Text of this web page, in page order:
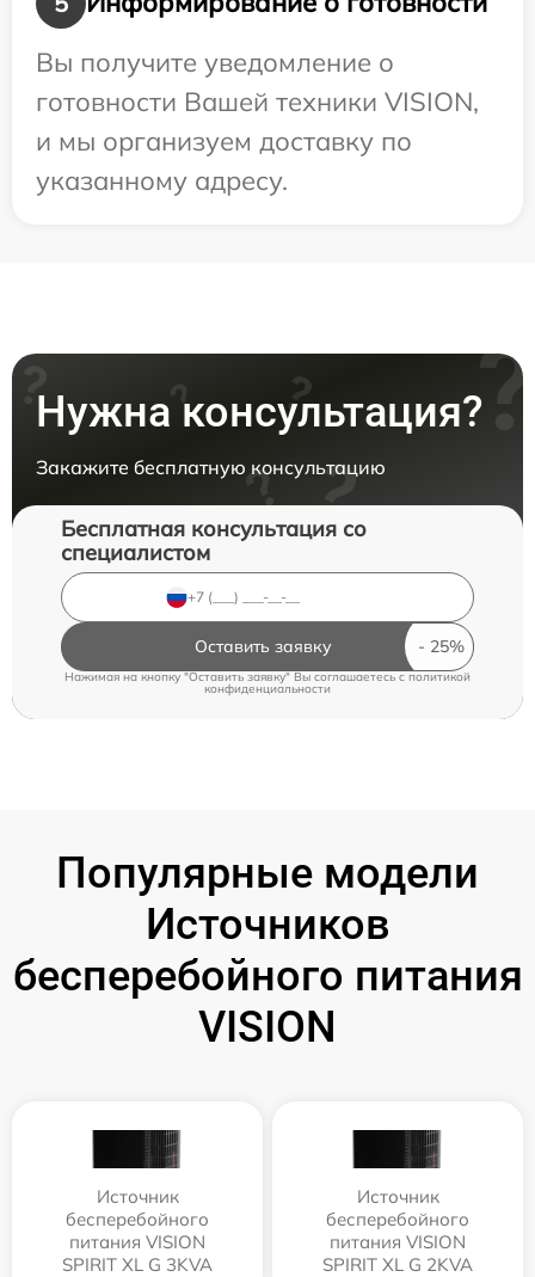
Вы получите уведомление о
готовности Вашей техники VISION,
и мы организуем доставку по
указанному адресу.
Нужна консультация?
Закажите бесплатную консультацию
Бесплатная консультация со
специалистом
Оставить заявку
Нажимая на кнопку "Оставить заявку" Вы соглашаетесь cполитикой
конфиденциальности
Популярные модели
Источников
бесперебойного питания
VISION
Источник
бесперебойного
питания VISION
SPIRIT XL G 3KVA
Источник
бесперебойного
питания VISION
SPIRIT XL G 2KVA